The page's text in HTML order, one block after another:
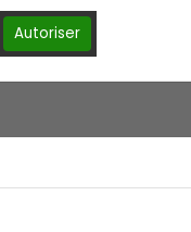
Autoriser